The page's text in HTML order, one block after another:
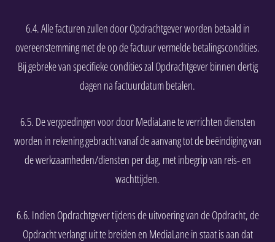
6.4. Alle facturen zullen door Opdrachtgever worden betaald in
overeenstemming met de op de factuur vermelde betalingscondities.
Bij gebreke van specifieke condities zal Opdrachtgever binnen dertig
dagen na factuurdatum betalen.
6.5. De vergoedingen voor door MediaLane te verrichten diensten
worden in rekening gebracht vanaf de aanvang tot de beëindiging van
de werkzaamheden/diensten per dag, met inbegrip van reis- en
wachttijden.
6.6. Indien Opdrachtgever tijdens de uitvoering van de Opdracht, de
Opdracht verlangt uit te breiden en MediaLane in staat is aan dat